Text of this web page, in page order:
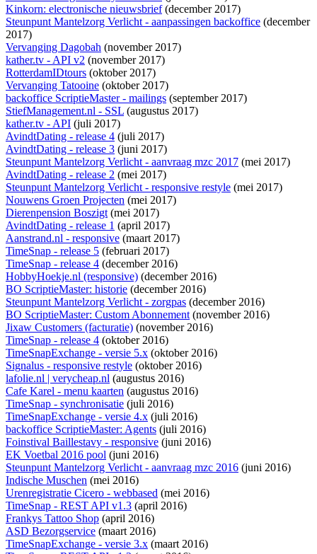
Kinkorn: electronische nieuwsbrief(december 2017)
Steunpunt Mantelzorg Verlicht - aanpassingen backoffice (december
2017)
Vervanging Dagobah (november 2017)
kather.tv - API v2 (november 2017)
RotterdamIDtours (oktober 2017)
Vervanging Tatooine (oktober 2017)
backoffice ScriptieMaster - mailings (september 2017)
StiefManagement.nl - SSL (augustus 2017)
kather.tv - API (juli 2017)
AvindtDating - release 4 (juli 2017)
AvindtDating - release 3 (juni 2017)
Steunpunt Mantelzorg Verlicht - aanvraag mzc 2017 (mei 2017)
AvindtDating - release 2 (mei 2017)
Steunpunt Mantelzorg Verlicht - responsive restyle (mei 2017)
Nouwens Groen Projecten (mei 2017)
Dierenpension Boszigt (mei 2017)
AvindtDating - release 1 (april 2017)
Aanstrand.nl - responsive (maart 2017)
TimeSnap - release 5 (februari 2017)
TimeSnap - release 4 (december 2016)
HobbyHoekje.nl (responsive) (december 2016)
BO ScriptieMaster: historie (december 2016)
Steunpunt Mantelzorg Verlicht - zorgpas (december 2016)
BO ScriptieMaster: Custom Abonnement (november 2016)
Jixaw Customers (facturatie) (november 2016)
TimeSnap - release 4 (oktober 2016)
TimeSnapExchange - versie 5.x (oktober 2016)
Signalus - responsive restyle (oktober 2016)
lafolie.nl | verycheap.nl (augustus 2016)
Cafe Karel - menu kaarten (augustus 2016)
TimeSnap - synchronisatie (juli 2016)
TimeSnapExchange - versie 4.x (juli 2016)
backoffice ScriptieMaster: Agents (juli 2016)
Foinstival Baillestavy - responsive (juni 2016)
EK Voetbal 2016 pool (juni 2016)
Steunpunt Mantelzorg Verlicht - aanvraag mzc 2016 (juni 2016)
Indische Muschen (mei 2016)
Urenregistratie Cicero - webbased (mei 2016)
TimeSnap - REST API v1.3 (april 2016)
Frankys Tattoo Shop (april 2016)
ASD Bezorgservice (maart 2016)
TimeSnapExchange - versie 3.x (maart 2016)